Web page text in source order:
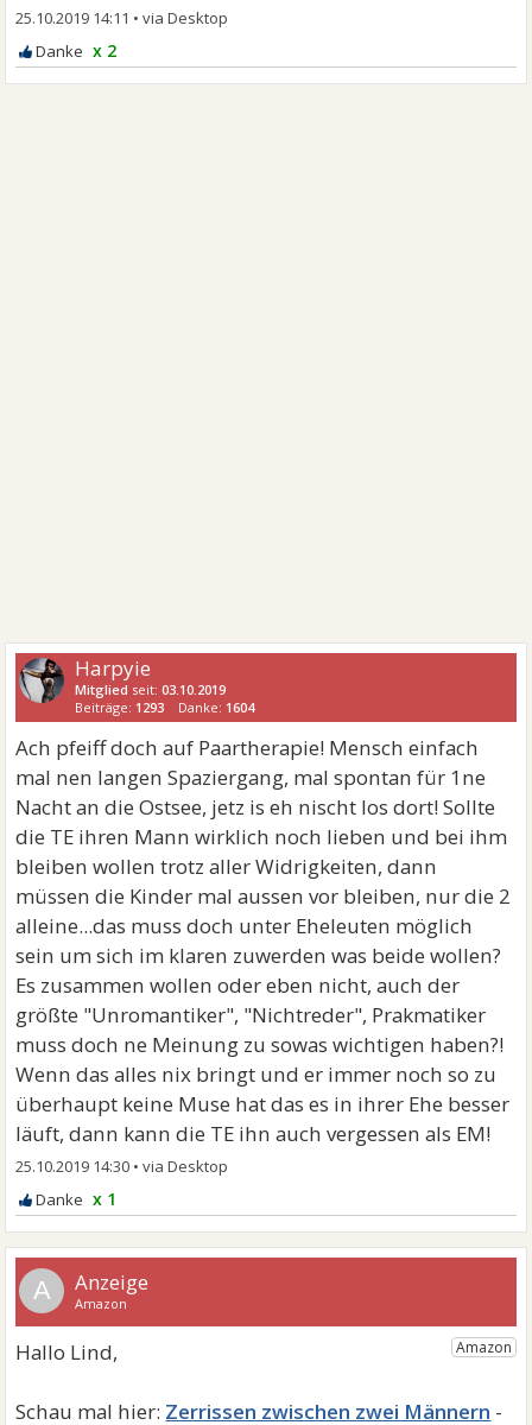
25.10.2019 14:11 •
x 2
Harpyie
Mitglied seit:03.10.2019
Beiträge: 1293 Danke: 1604
Ach pfeiff doch auf Paartherapie! Mensch einfach
mal nen langen Spaziergang, mal spontan für 1ne
Nacht an die Ostsee, jetz is eh nischt los dort! Sollte
die TE ihren Mann wirklich noch lieben und bei ihm
bleiben wollen trotz aller Widrigkeiten, dann
müssen die Kinder mal aussen vor bleiben, nur die 2
alleine...das muss doch unter Eheleuten möglich
sein um sich im klaren zuwerden was beide wollen?
Es zusammen wollen oder eben nicht, auch der
größte "Unromantiker", "Nichtreder", Prakmatiker
muss doch ne Meinung zu sowas wichtigen haben?!
Wenn das alles nix bringt und er immer noch so zu
überhaupt keine Muse hat das es in ihrer Ehe besser
läuft, dann kann die TE ihn auch vergessen als EM!
25.10.2019 14:30 •
x 1
A
Zerrissen zwischen zwei Männern